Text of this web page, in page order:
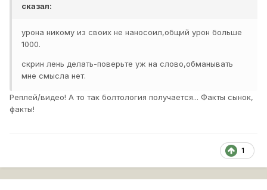
сказал:
урона никому из своих не наносоил,общий урон больше
1000.
скрин лень делать-поверьте уж на слово,обманывать
мне смысла нет.
Реплей/видео! А то так болтология получается... Факты сынок,
факты!
1